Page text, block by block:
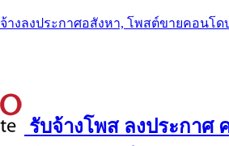
งลงประกาศอสังหา, โพสต์ขายคอนโด
รับจ้างโพส ลงประกาศ